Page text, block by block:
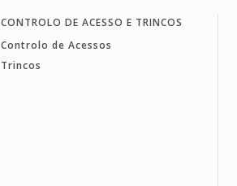
CONTROLO DE ACESSO E TRINCOS
Controlo de Acessos
Trincos